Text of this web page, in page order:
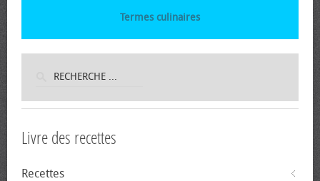
Termes culinaires
Livre des recettes
Recettes